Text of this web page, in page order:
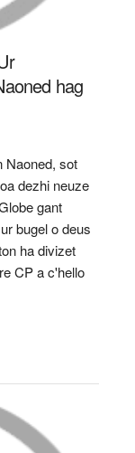
hag
Naoned, sot
dezhi neuze
gant
bugel o deus
ha divizet
CP a c'hello